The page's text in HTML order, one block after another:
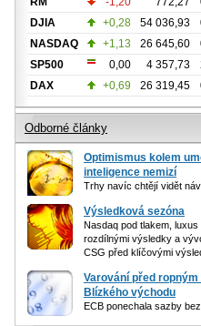
DJIA
+0,28 54 036,93
NASDAQ
+1,13 26 645,60
SP500
0,00 4 357,73
DAX
+0,69 26 319,45
Odborné články
Optimismus kolem
inteligence nemizí
Trhy navíc chtějí vidět
Výsledková sezóna
Nasdaq pod tlakem, luxus
rozdílnými výsledky a
CSG před klíčovými
Varování před ropným
Blízkého východu
ECB ponechala sazby